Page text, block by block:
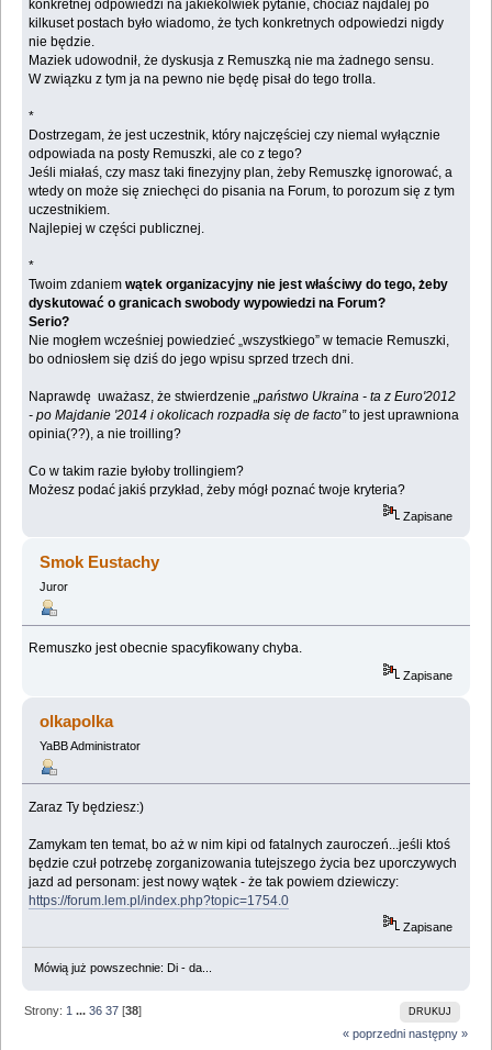
konkretnej odpowiedzi na jakiekolwiek pytanie, chociaż najdalej po
kilkuset postach było wiadomo, że tych konkretnych odpowiedzi nigdy
nie będzie.
Maziek udowodnił, że dyskusja z Remuszką nie ma żadnego sensu.
W związku z tym ja na pewno nie będę pisał do tego trolla.
*
Dostrzegam, że jest uczestnik, który najczęściej czy niemal wyłącznie
odpowiada na posty Remuszki, ale co z tego?
Jeśli miałaś, czy masz taki finezyjny plan, żeby Remuszkę ignorować, a
wtedy on może się zniechęci do pisania na Forum, to porozum się z tym
uczestnikiem.
Najlepiej w części publicznej.
*
Twoim zdaniemwątek organizacyjny nie jest właściwy do tego, żeby
dyskutować o granicach swobody wypowiedzi na Forum?
Serio?
Nie mogłem wcześniej powiedzieć „wszystkiego” w temacie Remuszki,
bo odniosłem się dziś do jego wpisu sprzed trzech dni.
Naprawdę uważasz, że stwierdzenie„państwo Ukraina - ta z Euro'2012
- po Majdanie '2014 i okolicach rozpadła się de facto”to jest uprawniona
opinia(??), a nie troilling?
Co w takim razie byłoby trollingiem?
Możesz podać jakiś przykład, żeby mógł poznać twoje kryteria?
Zapisane
Smok Eustachy
Juror
Remuszko jest obecnie spacyfikowany chyba.
Zapisane
olkapolka
YaBB Administrator
Zaraz Ty będziesz:)
Zamykam ten temat, bo aż w nim kipi od fatalnych zauroczeń...jeśli ktoś
będzie czuł potrzebę zorganizowania tutejszego życia bez uporczywych
jazd ad personam: jest nowy wątek - że tak powiem dziewiczy:
https://forum.lem.pl/index.php?topic=1754.0
Zapisane
Mówią już powszechnie: Di - da...
DRUKUJ
Strony: 1 ...36 37 [38]
« poprzedni następny »